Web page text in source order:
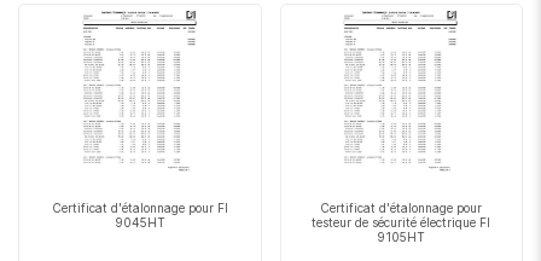
Certificat d'étalonnage pour FI
9045HT
Certificat d'étalonnage pour
testeur de sécurité électrique FI
9105HT